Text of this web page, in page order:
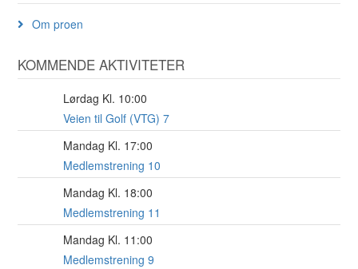
Om proen
KOMMENDE AKTIVITETER
Lørdag Kl. 10:00
Veien til Golf (VTG) 7
Mandag Kl. 17:00
Medlemstrening 10
Mandag Kl. 18:00
Medlemstrening 11
Mandag Kl. 11:00
Medlemstrening 9